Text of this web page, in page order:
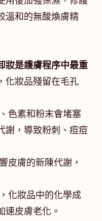
溫和的無酸煥膚精
妝是護膚程序中最重
化妝品殘留在毛孔
色素和粉末會堵塞
謝，導致粉刺、痘痘
皮膚的新陳代謝，
化妝品中的化學成
速皮膚老化。